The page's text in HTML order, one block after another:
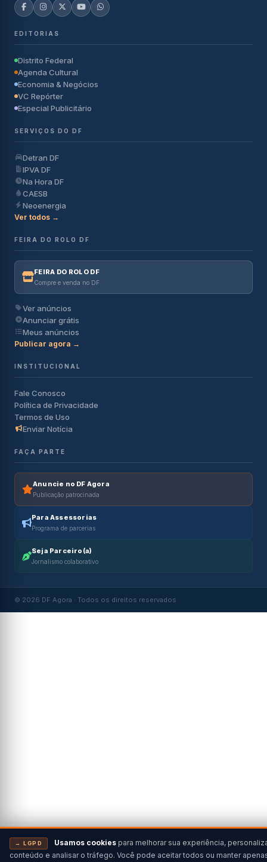
EDITORIAS
Distrito Federal
Agenda Cultural
Economia & Negócios
VC Repórter
Especial Publicitário
SERVIÇOS DO DF
Detran DF
IPVA DF
Na Hora DF
CAESB
Neoenergia
Ver todos →
FEIRA DO ROLO DF
FEIRA DO ROLO DF
Compre e venda no DF
Ver anúncios
Anunciar grátis
Meus anúncios
Publicar agora →
INSTITUCIONAL
Fale Conosco
Política de Privacidade
Termos de Uso
Enviar Notícia
FAÇA PARTE
Anuncie no DF Agora
Publicação patrocinada
Para Assessorias
Programa de parcerias
Seja Parceiro(a)
Jornalismo colaborativo
© 2026 DF Agora · Todos os direitos reservados
→ LGPD Usamos cookies para melhorar sua experiência,
conteúdo e analisar o tráfego. Você pode aceitar todos ou manter